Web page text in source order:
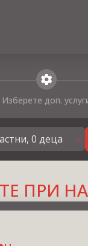
extra_services
Изберете доп.
0 деца
ПРИ